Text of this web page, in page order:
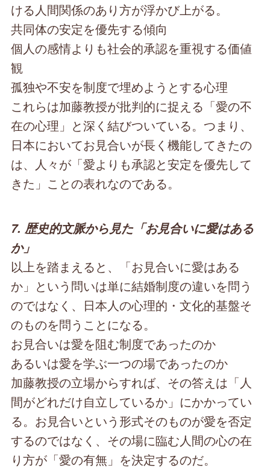
ける人間関係のあり方が浮かび上がる。
共同体の安定を優先する傾向
個人の感情よりも社会的承認を重視する価値
観
孤独や不安を制度で埋めようとする心理
これらは加藤教授が批判的に捉える「愛の不
在の心理」と深く結びついている。つまり、
日本においてお見合いが長く機能してきたの
は、人々が「愛よりも承認と安定を優先して
きた」ことの表れなのである。
7. 歴史的文脈から見た「お見合いに愛はある
か」
以上を踏まえると、「お見合いに愛はある
か」という問いは単に結婚制度の違いを問う
のではなく、日本人の心理的・文化的基盤そ
のものを問うことになる。
お見合いは愛を阻む制度であったのか
あるいは愛を学ぶ一つの場であったのか
加藤教授の立場からすれば、その答えは「人
間がどれだけ自立しているか」にかかってい
る。お見合いという形式そのものが愛を否定
するのではなく、その場に臨む人間の心の在
り方が「愛の有無」を決定するのだ。